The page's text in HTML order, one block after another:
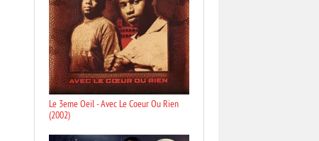
Le 3eme Oeil - Avec Le Coeur Ou Rien
(2002)